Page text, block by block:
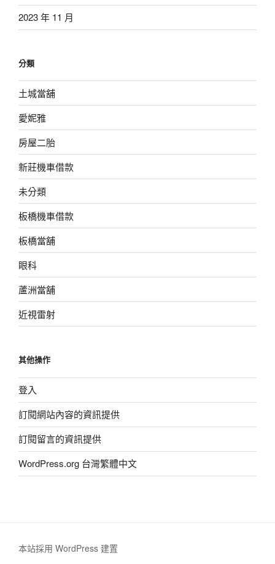
2023 年 11 月
分類
土城當舖
愛妮雅
房屋二胎
新莊機車借款
未分類
板橋機車借款
板橋當舖
眼科
蘆洲當舖
近視雷射
其他操作
登入
訂閱網站內容的資訊提供
訂閱留言的資訊提供
WordPress.org 台灣繁體中文
本站採用 WordPress 建置